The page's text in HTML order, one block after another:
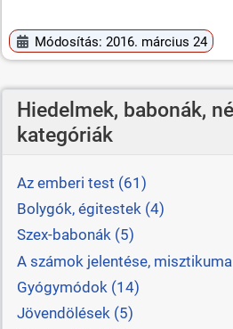
Módosítás: 2016. március 24
Hiedelmek, babonák,
kategóriák
Az emberi test (61)
Bolygók, égitestek (4)
Szex-babonák (5)
A számok jelentése,
Gyógymódok (14)
Jövendölések (5)